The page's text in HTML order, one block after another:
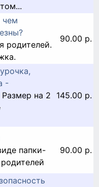
чем
родителей.
90.00 р.
-
Размер на 2
145.00 р.
папки-
90.00 р.